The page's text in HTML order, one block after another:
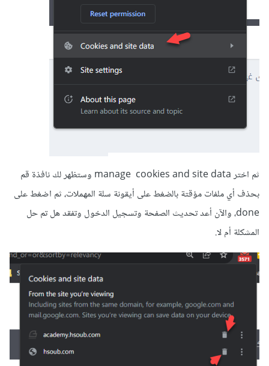
ثم اختر manage cookies and site data وستظهر لك نافذة قم
بحذف أي ملفات مؤقتة بالضغط على أيقونة سلة المهملات، ثم اضغط على
done، والآن أعد تحديث الصفحة وتسجيل الدخول وتفقد هل تم حل
المشكلة أم لا.